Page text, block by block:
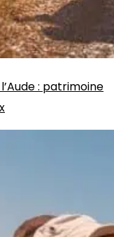
: patrimoine